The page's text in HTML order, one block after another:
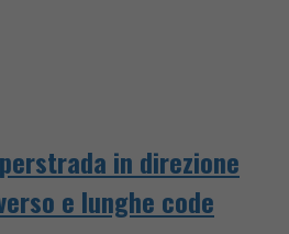
in direzione
e lunghe code